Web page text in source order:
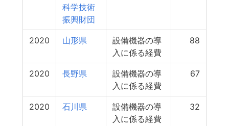
科学技術
振興財団
2020 山形県
設備機器の導
入に係る経費
88
2020 長野県
設備機器の導
入に係る経費
67
2020 石川県
設備機器の導
入に係る経費
32